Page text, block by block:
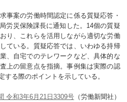
事案の労働時間認定に係る質疑応答・
労災保険課長に通知した。14個の質疑
り、これらを活用しながら適切な労働
ている。質疑応答では、いわゆる持帰
、自宅でのテレワークなど、具体的な
上の留意点を指摘。事例集は実際の認
する際のポイントを示している。
令和3年6月21日3309号（労働新聞社）